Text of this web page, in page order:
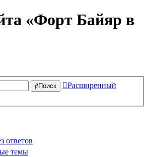
«Форт Байяр в
Поиск
Расширенный
ответов
темы